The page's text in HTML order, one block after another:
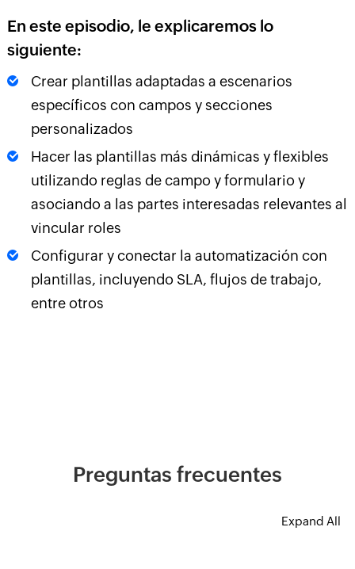
En este episodio, le explicaremos lo
siguiente:
Crear plantillas adaptadas a escenarios
específicos con campos y secciones
personalizados
Hacer las plantillas más dinámicas y flexibles
utilizando reglas de campo y formulario y
asociando a las partes interesadas relevantes al
vincular roles
Configurar y conectar la automatización con
plantillas, incluyendo SLA, flujos de trabajo,
entre otros
Preguntas frecuentes
Expand All